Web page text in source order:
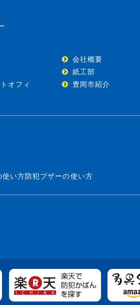
会社概要
紙工部
オフィ
豊岡市紹介
使い方防犯ブザーの使い方